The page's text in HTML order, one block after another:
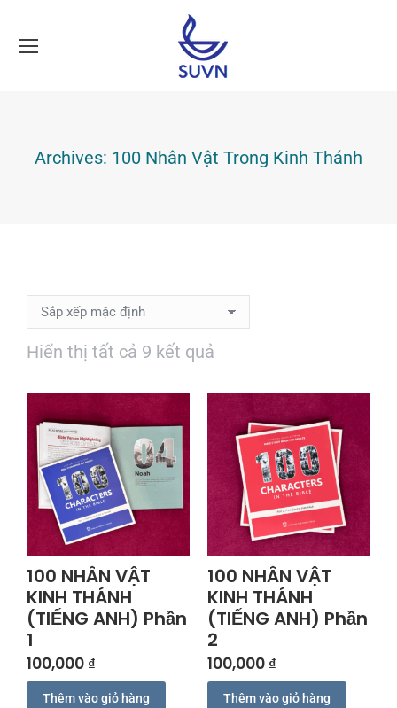
Archives: 100 Nhân Vật Trong Kinh Thánh
Hiển thị tất cả 9 kết quả
100 NHÂN VẬT
KINH THÁNH
(TIẾNG ANH) Phần
1
100,000 ₫
Thêm vào giỏ hàng
100 NHÂN VẬT
KINH THÁNH
(TIẾNG ANH) Phần
2
100,000 ₫
Thêm vào giỏ hàng